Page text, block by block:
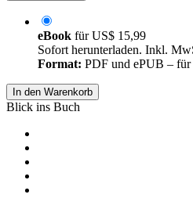
eBook fürUS$ 15,99
Sofort herunterladen. Inkl.
Format: PDF und ePUB – für
In den Warenkorb
Blick ins Buch